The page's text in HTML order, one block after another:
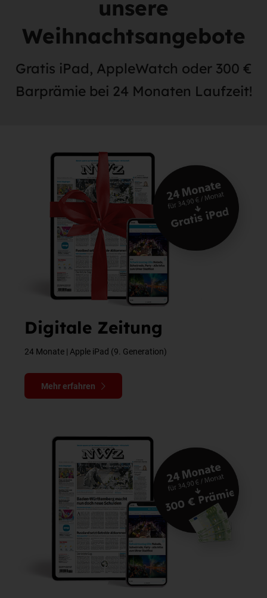
unsere
Weihnachtsangebote
Gratis iPad, AppleWatch oder 300 €
Barprämie bei 24 Monaten Laufzeit!
Digitale Zeitung
24 Monate | Apple iPad (9. Generation)
Mehr erfahren